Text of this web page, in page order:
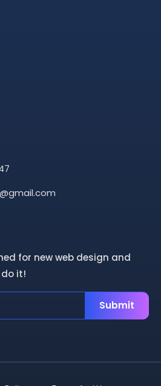
for new web design and
it!
Submit